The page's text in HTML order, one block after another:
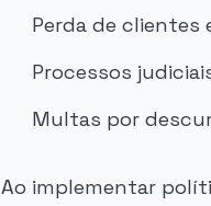
Perda de clientes
Processos
Multas por
Ao implementar